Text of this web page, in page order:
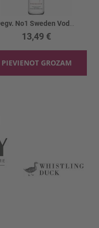
13,49 €
PIEVIENOT GROZAM